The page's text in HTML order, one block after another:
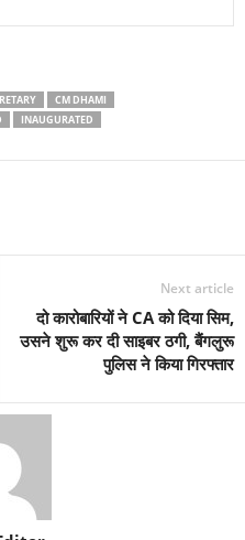
CM DHAMI
INAUGURATED
Next article
दो कारोबारियों ने CA को दिया सिम,
उसने शुरू कर दी साइबर ठगी, बैंगलुरू
पुलिस ने किया गिरफ्तार